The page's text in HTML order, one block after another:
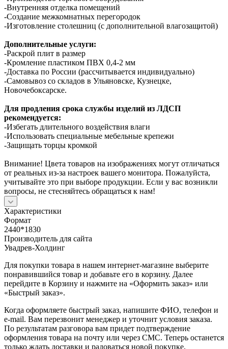
-Внутренняя отделка помещений
-Создание межкомнатных перегородок
-Изготовление столешниц (с дополнительной влагозащитой)
Дополнительные услуги:
-Раскрой плит в размер
-Кромление пластиком ПВХ 0,4-2 мм
-Доставка по России (рассчитывается индивидуально)
-Самовывоз со складов в Ульяновске, Кузнецке,
Новочебоксарске.
Для продления срока службы изделий из ЛДСП
рекомендуется:
-Избегать длительного воздействия влаги
-Использовать специальные мебельные крепежи
-Защищать торцы кромкой
Внимание! Цвета товаров на изображениях могут отличаться
от реальных из-за настроек вашего монитора. Пожалуйста,
учитывайте это при выборе продукции. Если у вас возникли
вопросы, не стесняйтесь обращаться к нам!
Характеристики
Формат
2440*1830
Производитель для сайта
Увадрев-Холдинг
Для покупки товара в нашем интернет-магазине выберите
понравившийся товар и добавьте его в корзину. Далее
перейдите в Корзину и нажмите на «Оформить заказ» или
«Быстрый заказ».
Когда оформляете быстрый заказ, напишите ФИО, телефон и
e-mail. Вам перезвонит менеджер и уточнит условия заказа.
По результатам разговора вам придет подтверждение
оформления товара на почту или через СМС. Теперь останется
только ждать доставки и радоваться новой покупке.